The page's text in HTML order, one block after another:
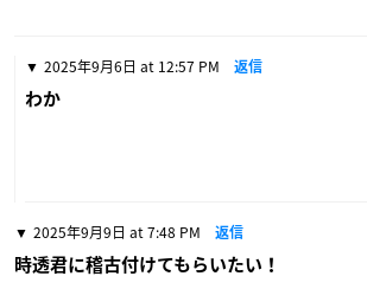
2025年9月6日 at 12:57 PM 返信
わか
2025年9月9日 at 7:48 PM 返信
時透君に稽古付けてもらいたい！